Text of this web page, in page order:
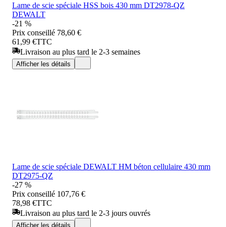
Lame de scie spéciale HSS bois 430 mm DT2978-QZ
DEWALT
-21 %
Prix conseillé 78,60 €
61,99 €TTC
Livraison au plus tard le 2-3 semaines
Afficher les détails
Lame de scie spéciale DEWALT HM béton cellulaire 430 mm
DT2975-QZ
-27 %
Prix conseillé 107,76 €
78,98 €TTC
Livraison au plus tard le 2-3 jours ouvrés
Afficher les détails